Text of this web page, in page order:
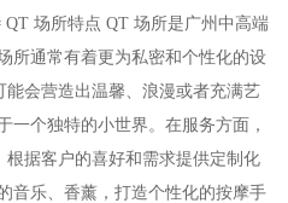
场所特点 QT 场所是广州中高端
所通常有着更为私密和个性化的设
会营造出温馨、浪漫或者充满艺
一个独特的小世界。在服务方面，
据客户的喜好和需求提供定制化
音乐、香薰，打造个性化的按摩手